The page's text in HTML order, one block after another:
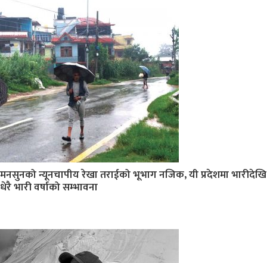
मनसुनको न्यूनचापीय रेखा तराईको भूभाग नजिक, यी प्रदेशमा भारीदेखि
धेरै भारी वर्षाको सम्भावना